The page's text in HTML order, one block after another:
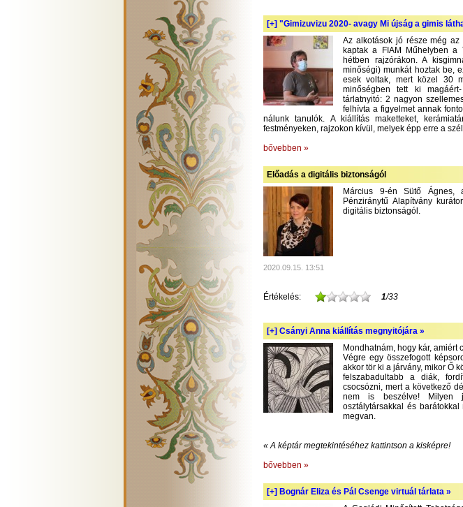
[+] "Gimizuvizu 2020- avagy Mi újság a gimis
Az alkotások jó része még
kaptak a FIAM Műhelyben a
hétben rajzórákon. A
minőségi) munkát hoztak be,
esek voltak, mert közel 30
minőségben tett ki
tárlatnyitó: 2 nagyon
felhívta a figyelmet annak
nálunk tanulók. A kiállítás maketteket,
festményeken, rajzokon kívül, melyek épp erre a
bővebben »
Előadás a digitális biztonságól
Március 9-én Sütő Ágnes,
Pénziránytű Alapítvány
digitális biztonságól.
2020.09.15. 13:51
Értékelés: 1/33
[+] Csányi Anna kiállítás megnyitójára »
Mondhatnám, hogy kár, amiért
Végre egy összefogott
akkor tör ki a járvány, mikor Ő
felszabadultabb a diák,
csocsózni, mert a következő
nem is beszélve! Milyen
osztálytársakkal és
megvan.
« A képtár megtekintéséhez kattintson a kisképre!
bővebben »
[+] Bognár Eliza és Pál Csenge virtuál tárlata »